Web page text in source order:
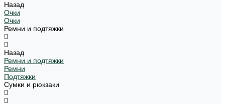
Назад
Очки
Очки
Ремни и подтяжки
Назад
Ремни и подтяжки
Ремни
Подтяжки
Сумки и рюкзаки